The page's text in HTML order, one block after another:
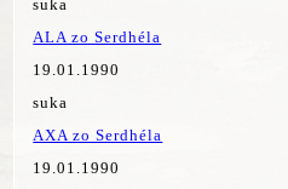
suka
ALA zo Serdhéla
19.01.1990
suka
AXA zo Serdhéla
19.01.1990